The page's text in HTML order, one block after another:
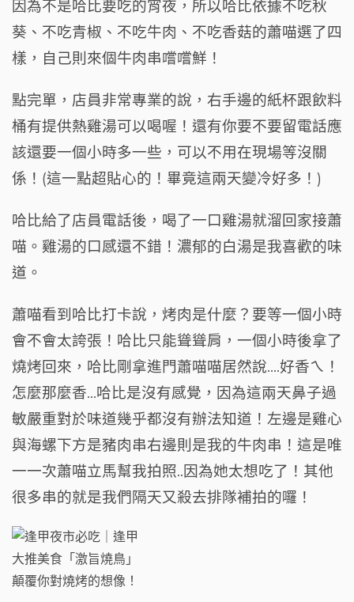
因為不是哈比要吃的宵夜，所以哈比依據不吃秋
葵、不吃青椒、不吃牛肉、不吃香菇的蕭喵選了四
樣，自己則來個牛肉串嚐嚐鮮！
點完單，店員非常專業的說，右手邊的紙杯跟飲料
桶有提供熱雞湯可以喝喔！還有你要不要留電話應
該還要一個小時多一些，可以不用在現場等沒關
係！(這一點超貼心的！畢竟這兩天變冷好多！)
哈比給了店員電話後，喝了一口雞湯就溜回家接蕭
喵。雞湯的口感還不錯！濃郁的白湯是我喜歡的味
道。
蕭喵看到哈比打卡說，烤肉是什麼？要等一個小時
會不會太誇張！哈比只能聳聳肩，一個小時後拿了
燒烤回來，哈比剛拿進門蕭喵喵居然說….好香ㄟ！
怎麼那麼香…哈比是沒有感覺，因為這兩天鼻子過
敏嚴重對於味道幾乎都沒有辦法知道！左邊是雞心
與海螺下方是豬肉串右邊則是我的牛肉串！這是唯
一一次蕭喵立馬幫我拍照..因為她太想吃了！其他
很多串的就是我們隔天又殺去排隊補拍的囉！